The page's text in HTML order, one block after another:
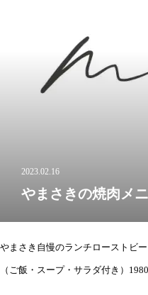
2023.02.16
やまさきの焼肉メ
やまさき自慢のラン
（ご飯・スープ・サラダ付き）